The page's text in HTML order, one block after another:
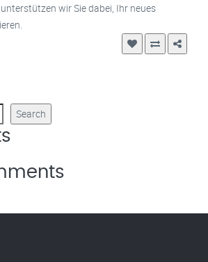
wir Sie dabei, Ihr neues
Search